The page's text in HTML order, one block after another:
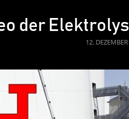
der
POSTED
12.